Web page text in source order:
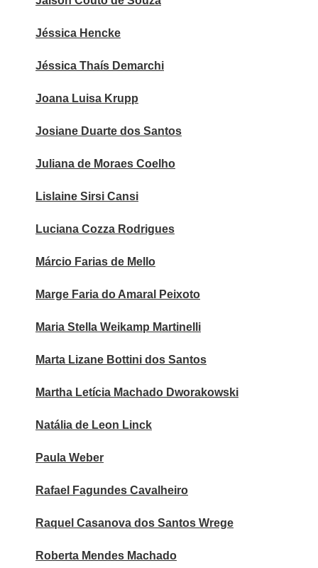
Jéssica Hencke
Jéssica Thaís Demarchi
Joana Luisa Krupp
Josiane Duarte dos Santos
Juliana de Moraes Coelho
Lislaine Sirsi Cansi
Luciana Cozza Rodrigues
Márcio Farias de Mello
Marge Faria do Amaral Peixoto
Maria Stella Weikamp Martinelli
Marta Lizane Bottini dos Santos
Martha Letícia Machado Dworakowski
Natália de Leon Linck
Paula Weber
Rafael Fagundes Cavalheiro
Raquel Casanova dos Santos Wrege
Roberta Mendes Machado